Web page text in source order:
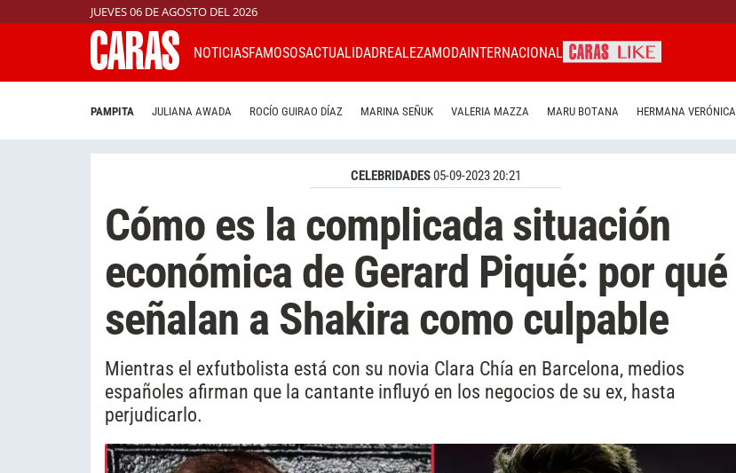
JUEVES 06 DE AGOSTO DEL 2026
NOTICIASFAMOSOSACTUALIDADREALEZAMODAINTERNACIONAL
PAMPITA JULIANA AWADA ROCÍO GUIRAO DÍAZ MARINA SEÑUK VALERIA MAZZA MARU BOTANA HERMANA VERÓNICA
CELEBRIDADES05-09-2023 20:21
Cómo es la complicada situación
económica de Gerard Piqué: por qué
señalan a Shakira como culpable
Mientras el exfutbolista está con su novia Clara Chía en Barcelona, medios
españoles afirman que la cantante influyó en los negocios de su ex, hasta
perjudicarlo.